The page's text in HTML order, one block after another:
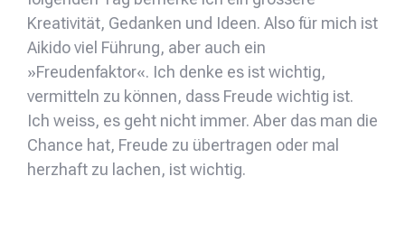
Kreativität, Gedanken und Ideen. Also für mich ist
Aikido viel Führung, aber auch ein
»Freudenfaktor«. Ich denke es ist wichtig,
vermitteln zu können, dass Freude wichtig ist.
Ich weiss, es geht nicht immer. Aber das man die
Chance hat, Freude zu übertragen oder mal
herzhaft zu lachen, ist wichtig.